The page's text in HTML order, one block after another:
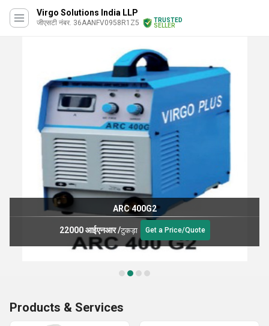
Virgo Solutions India LLP
जीएसटी नंबर. 36AANFV0958R1Z5
TRUSTED
SELLER
ARC 400G2
22000 आईएनआर/टुकड़ा Get a Price/Quote
Products & Services